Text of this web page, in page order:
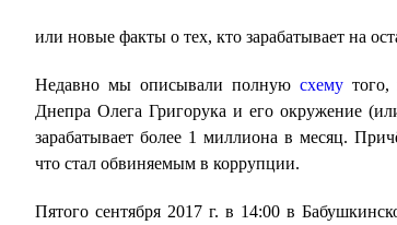
или новые факты о тех, кто зарабатывает на
Недавно мы описывали полную схему того,
Днепра Олега Григорука и его окружение
зарабатывает более 1 миллиона в месяц.
что стал обвиняемым в коррупции.
Пятого сентября 2017 г. в 14:00 в